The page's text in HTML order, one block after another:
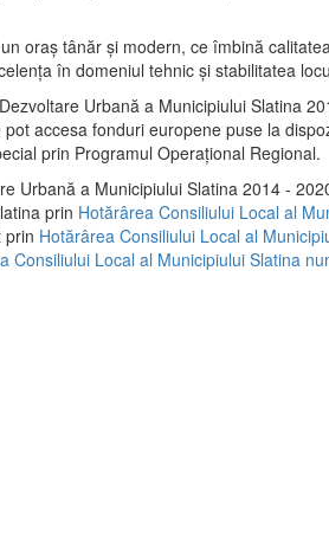
oraş tânăr şi modern, ce îmbină
în domeniul tehnic şi stabilitatea
Urbană a Municipiului Slatina
accesa fonduri europene puse la
prin Programul Operațional Regional.
Urbană a Municipiului Slatina 2014 -
prin Hotărârea Consiliului Local al
prin Hotărârea Consiliului Local al
Consiliului Local al Municipiului Slatina